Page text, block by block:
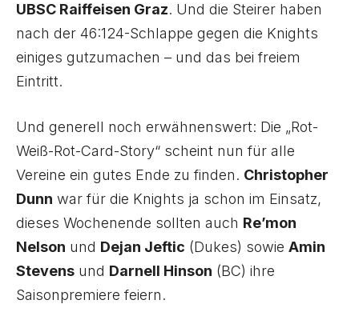
UBSC Raiffeisen Graz. Und die Steirer haben
nach der 46:124-Schlappe gegen die Knights
einiges gutzumachen – und das bei freiem
Eintritt.
Und generell noch erwähnenswert: Die „Rot-
Weiß-Rot-Card-Story“ scheint nun für alle
Vereine ein gutes Ende zu finden. Christopher
Dunn war für die Knights ja schon im Einsatz,
dieses Wochenende sollten auch Re’mon
Nelson und Dejan Jeftic (Dukes) sowie Amin
Stevens und Darnell Hinson (BC) ihre
Saisonpremiere feiern.